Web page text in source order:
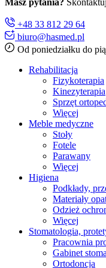
Masz pytania?
+48 33 812 29 64
biuro@hasmed.pl
Od poniedziałku do
Rehabilitacja
Fizykoterapia
Kinezyterapia
Sprzęt
Więcej
Meble medyczne
Stoły
Fotele
Parawany
Więcej
Higiena
Podkłady,
Materiały
Odzież
Więcej
Stomatologia,
Pracownia
Gabinet
Ortodoncja